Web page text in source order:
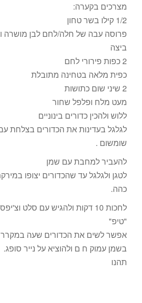
מצרכים בקערה:
1/2 קילו בשר טחון
פרוסה עבה של חלה/לחם לבן מושרה
ביצה
2 כפות פירורי לחם
כפית מלאה בטחינה מתובלת
2 שיני שום כתושות
מעט מלח ופלפל שחור
ללוש ולהכין כדורים בינוניים
לגלגל בעדינות את הכדורים בצלחת
שומשום .
להעביר למחבת עם שמן
לטגן ולגלגל עד שהכדורים יצופו
כהה.
לחכות 10 דקות ולהגיש עם סלט וצ'יפס.
"טיפ"
אפשר לשים את הכדורים שעה במקרר
בשמן עמוק ח ם ולהוציא על נייר סופג.
תהנו